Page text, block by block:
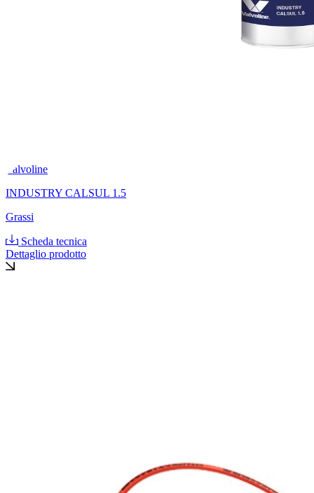
Valvoline
INDUSTRY CALSUL 1.5
Grassi
Scheda tecnica
Dettaglio prodotto